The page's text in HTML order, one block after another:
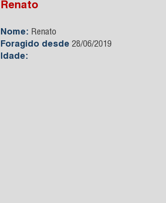
Renato
Nome: Renato
Foragido desde 28/06/2019
Idade: